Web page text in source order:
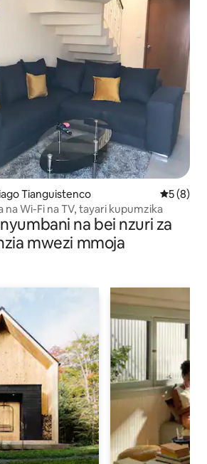
Tianguistenco
5 (8)
na Wi-Fi na TV, tayari kupumzika
na bei nzuri za
mwezi mmoja